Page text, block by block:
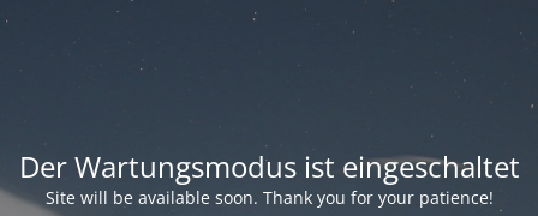
Der Wartungsmodus ist eingeschaltet
Site will be available soon. Thank you for your patience!